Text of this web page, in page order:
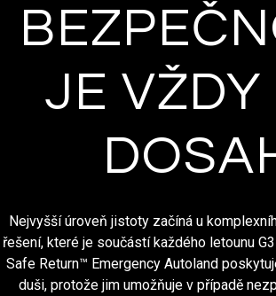
JE VŽDY
Nejvyšší úroveň jistoty začíná u
řešení, které je součástí každého letounu
Safe Return™ Emergency Autoland
duši, protože jim umožňuje v případě